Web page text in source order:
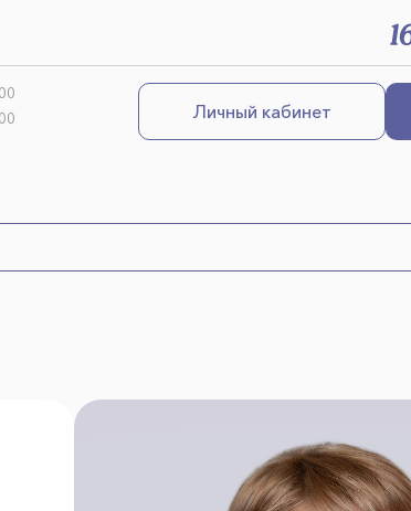
Личный кабинет